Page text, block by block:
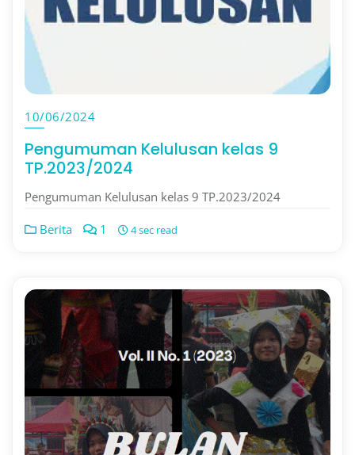
10/06/2024
Pengumuman Kelulusan kelas 9
TP.2023/2024
Pengumuman Kelulusan kelas 9 TP.2023/2024
Berita 1 4 sec read